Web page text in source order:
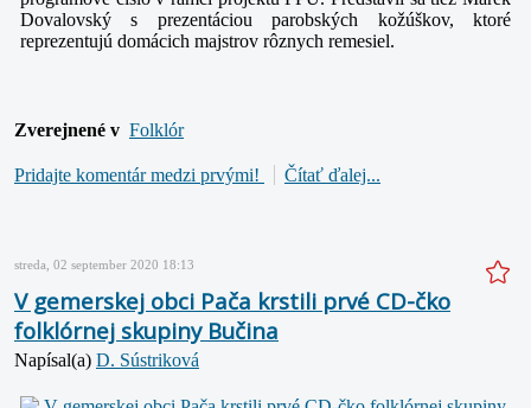
Dovalovský s prezentáciou parobských kožúškov, ktoré
reprezentujú domácich majstrov rôznych remesiel.
Zverejnené v Folklór
Pridajte komentár medzi prvými! Čítať ďalej...
streda, 02 september 2020 18:13
V gemerskej obci Pača krstili prvé CD-čko
folklórnej skupiny Bučina
Napísal(a) D. Sústriková